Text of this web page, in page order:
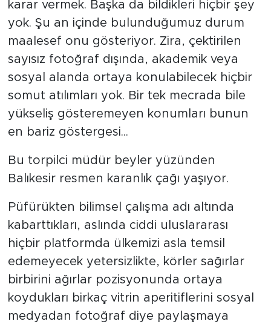
karar vermek. Başka da bildikleri hiçbir şey
yok. Şu an içinde bulunduğumuz durum
maalesef onu gösteriyor. Zira, çektirilen
sayısız fotoğraf dışında, akademik veya
sosyal alanda ortaya konulabilecek hiçbir
somut atılımları yok. Bir tek mecrada bile
yükseliş gösteremeyen konumları bunun
en bariz göstergesi...
Bu torpilci müdür beyler yüzünden
Balıkesir resmen karanlık çağı yaşıyor.
Püfürükten bilimsel çalışma adı altında
kabarttıkları, aslında ciddi uluslararası
hiçbir platformda ülkemizi asla temsil
edemeyecek yetersizlikte, körler sağırlar
birbirini ağırlar pozisyonunda ortaya
koydukları birkaç vitrin aperitiflerini sosyal
medyadan fotoğraf diye paylaşmaya